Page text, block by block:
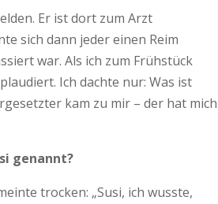
Er ist dort zum Arzt
sich dann jeder einen Reim
war. Als ich zum Frühstück
Ich dachte nur: Was ist
kam zu mir – der hat mich
genannt?
trocken: „Susi, ich wusste,